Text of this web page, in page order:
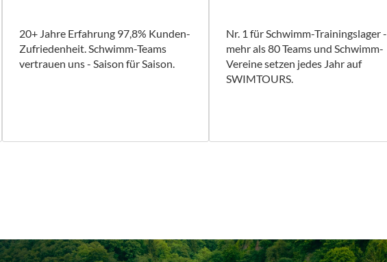
20+ Jahre Erfahrung 97,8% Kunden-
Zufriedenheit. Schwimm-Teams
vertrauen uns - Saison für Saison.
Nr. 1 für Schwimm-Trainingslager -
mehr als 80 Teams und Schwimm-
Vereine setzen jedes Jahr auf
SWIMTOURS.